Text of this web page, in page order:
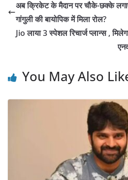
अब क्रिकेट के मैदान पर चौके-छक्के
गांगुली की बायोपिक में मिला रोल?
Jio लाया 3 स्‍पेशल रिचार्ज प्लान्स ,
You May Also